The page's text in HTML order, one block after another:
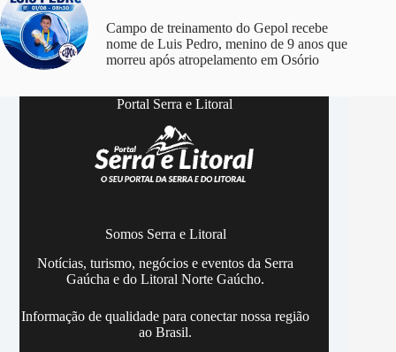
Campo de treinamento do Gepol recebe
nome de Luis Pedro, menino de 9 anos que
morreu após atropelamento em Osório
Portal Serra e Litoral
Somos Serra e Litoral
Notícias, turismo, negócios e eventos da Serra
Gaúcha e do Litoral Norte Gaúcho.
Informação de qualidade para conectar nossa região
ao Brasil.